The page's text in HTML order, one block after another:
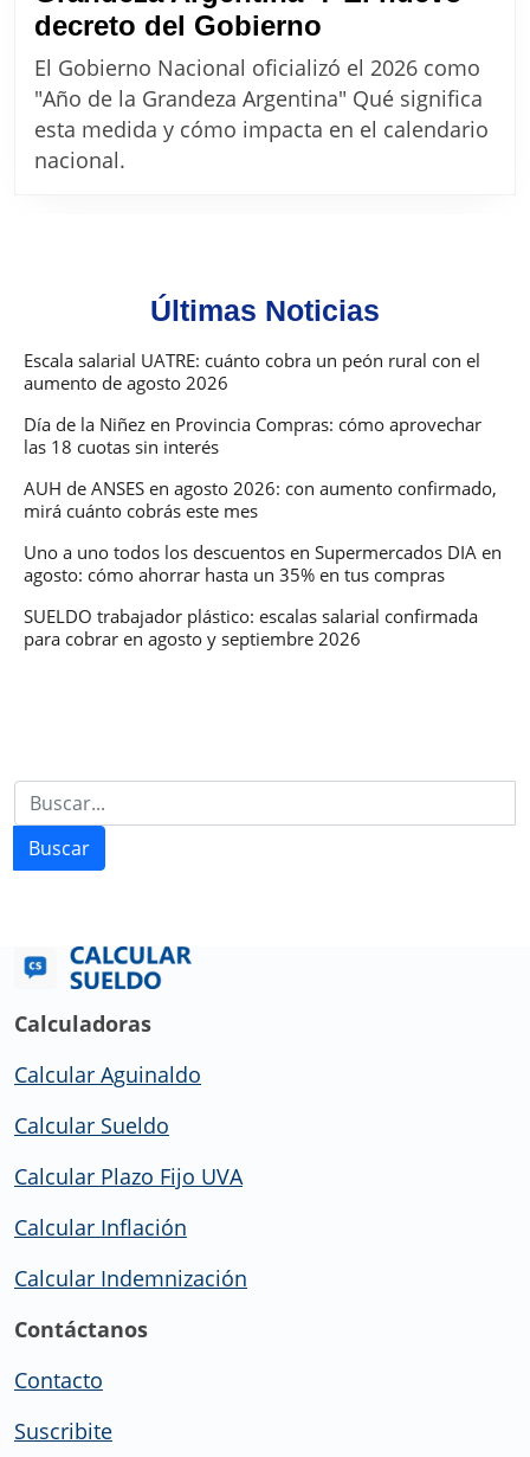
decreto del Gobierno
qué
2026
será
Argentina”?
El
decreto
Gobierno
El Gobierno Nacional oficializó el 2026 como
"Año de la Grandeza Argentina" Qué significa
esta medida y cómo impacta en el calendario
nacional.
Últimas Noticias
Escala salarial UATRE: cuánto cobra un peón rural con el
aumento de agosto 2026
Día de la Niñez en Provincia Compras: cómo aprovechar
las 18 cuotas sin interés
AUH de ANSES en agosto 2026: con aumento confirmado,
mirá cuánto cobrás este mes
Uno a uno todos los descuentos en Supermercados DIA en
agosto: cómo ahorrar hasta un 35% en tus compras
SUELDO trabajador plástico: escalas salarial confirmada
para cobrar en agosto y septiembre 2026
Buscar
Calculadoras
Calcular Aguinaldo
Calcular Sueldo
Calcular Plazo Fijo UVA
Calcular Inflación
Calcular Indemnización
Contáctanos
Contacto
Suscribite